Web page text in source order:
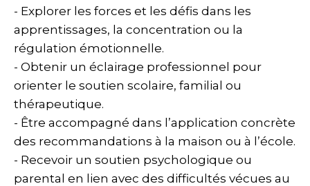
- Explorer les forces et les défis dans les
apprentissages, la concentration ou la
régulation émotionnelle.
- Obtenir un éclairage professionnel pour
orienter le soutien scolaire, familial ou
thérapeutique.
- Être accompagné dans l’application concrète
des recommandations à la maison ou à l’école.
- Recevoir un soutien psychologique ou
parental en lien avec des difficultés vécues au